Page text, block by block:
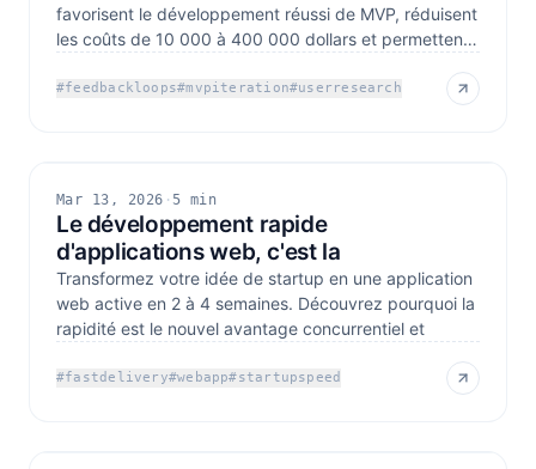
favorisent le développement réussi de MVP, réduisent
les coûts de 10 000 à 400 000 dollars et permettent
#feedbackloops#mvpiteration#userresearch
Mar 13, 2026 · 5 min
Le développement rapide
d'applications web, c'est la
Transformez votre idée de startup en une application
web active en 2 à 4 semaines. Découvrez pourquoi la
rapidité est le nouvel avantage concurrentiel et
#fastdelivery#webapp#startupspeed